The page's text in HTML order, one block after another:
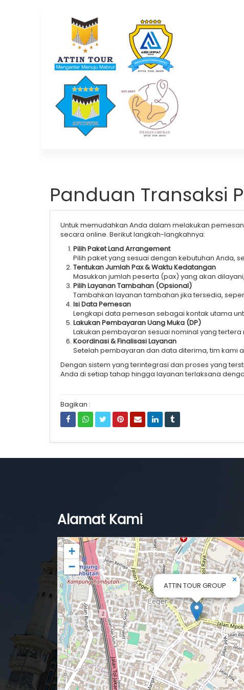
Panduan Transaksi
Untuk memudahkan Anda dalam melakukan
secara online. Berikut langkah-langkahnya:
Pilih Paket Land Arrangement
Pilih paket yang sesuai dengan kebutuhan Anda,
Tentukan Jumlah Pax & Waktu Kedatangan
Masukkan jumlah peserta (pax) yang akan
Pilih Layanan Tambahan (Opsional)
Tambahkan layanan tambahan jika tersedia,
Isi Data Pemesan
Lengkapi data pemesan sebagai kontak utama
Lakukan Pembayaran Uang Muka (DP)
Lakukan pembayaran sesuai nominal yang
Koordinasi & Finalisasi Layanan
Setelah pembayaran dan data diterima, tim kami
Dengan sistem yang terintegrasi dan proses yang
Anda di setiap tahap hingga layanan terlaksana
Bagikan :
Alamat Kami
ATTIN TOUR GROUP
×
+
−